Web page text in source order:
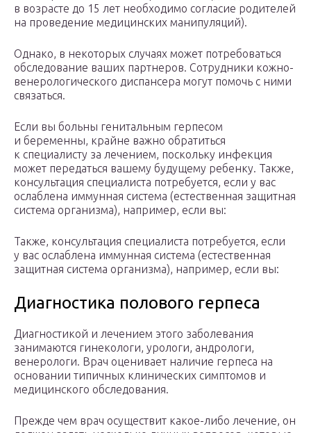
в возрасте до 15 лет необходимо согласие родителей
на проведение медицинских манипуляций).
Однако, в некоторых случаях может потребоваться
обследование ваших партнеров. Сотрудники кожно-
венерологического диспансера могут помочь с ними
связаться.
Если вы больны генитальным герпесом
и беременны, крайне важно обратиться
к специалисту за лечением, поскольку инфекция
может передаться вашему будущему ребенку. Также,
консультация специалиста потребуется, если у вас
ослаблена иммунная система (естественная защитная
система организма), например, если вы:
Также, консультация специалиста потребуется, если
у вас ослаблена иммунная система (естественная
защитная система организма), например, если вы:
Диагностика полового герпеса
Диагностикой и лечением этого заболевания
занимаются гинекологи, урологи, андрологи,
венерологи. Врач оценивает наличие герпеса на
основании типичных клинических симптомов и
медицинского обследования.
Прежде чем врач осуществит какое-либо лечение, он